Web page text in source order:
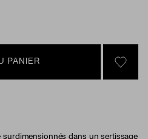
PANIER
SIGN
dans un sertissage